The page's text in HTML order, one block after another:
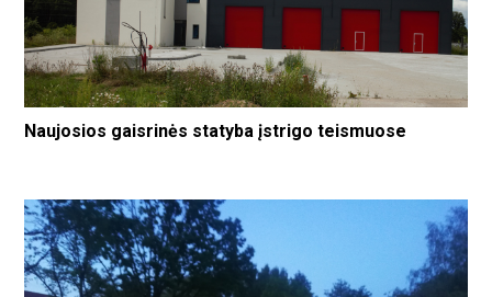
Naujosios gaisrinės statyba įstrigo teismuose